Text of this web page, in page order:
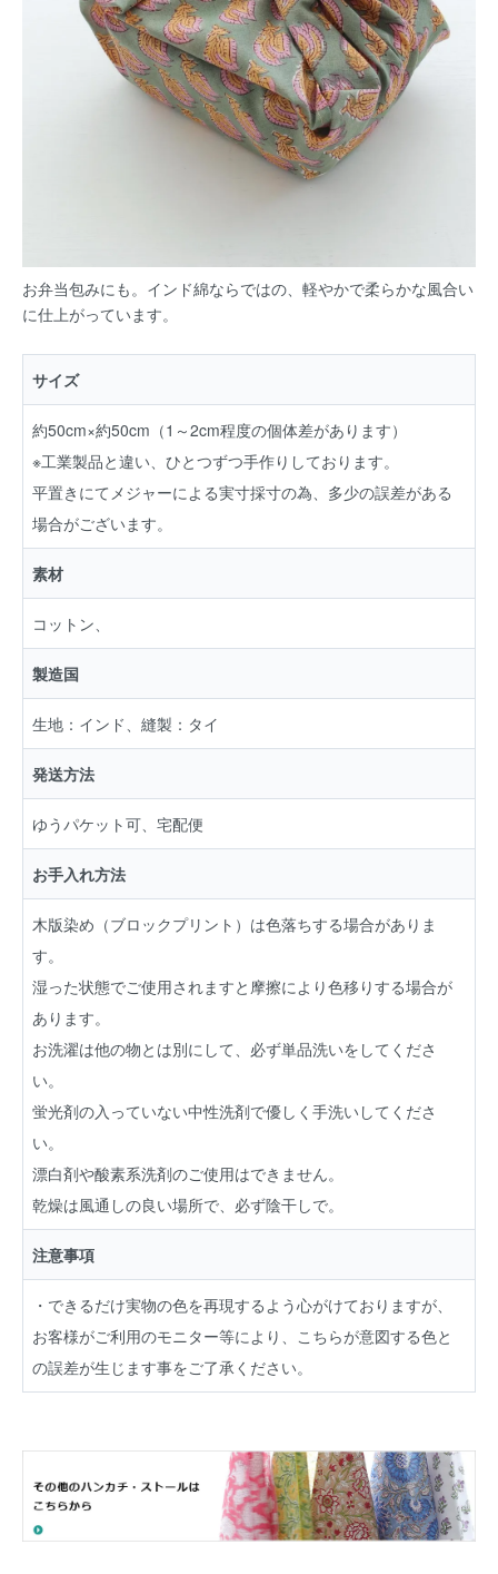
お弁当包みにも。インド綿ならではの、軽やかで柔らかな風合い
に仕上がっています。
サイズ
約50cm×約50cm（1～2cm程度の個体差があります）
※工業製品と違い、ひとつずつ手作りしております。
平置きにてメジャーによる実寸採寸の為、多少の誤差がある
場合がございます。
素材
コットン、
製造国
生地：インド、縫製：タイ
発送方法
ゆうパケット可、宅配便
お手入れ方法
木版染め（ブロックプリント）は色落ちする場合がありま
す。
湿った状態でご使用されますと摩擦により色移りする場合が
あります。
お洗濯は他の物とは別にして、必ず単品洗いをしてくださ
い。
蛍光剤の入っていない中性洗剤で優しく手洗いしてくださ
い。
漂白剤や酸素系洗剤のご使用はできません。
乾燥は風通しの良い場所で、必ず陰干しで。
注意事項
・できるだけ実物の色を再現するよう心がけておりますが、
お客様がご利用のモニター等により、こちらが意図する色と
の誤差が生じます事をご了承ください。